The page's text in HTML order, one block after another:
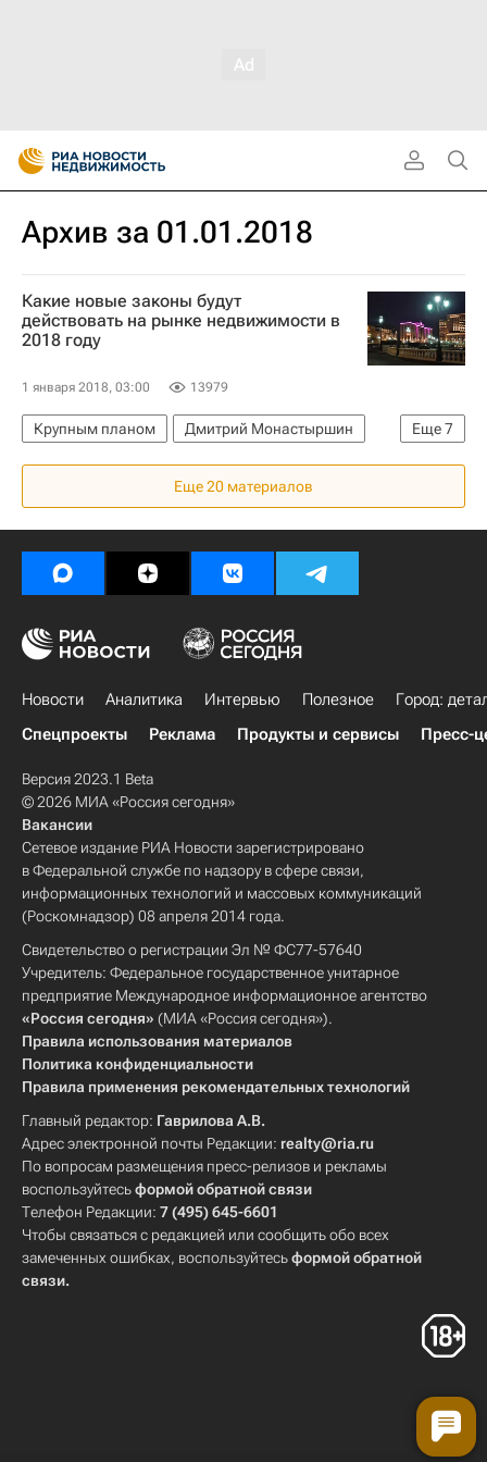
Архив за 01.01.2018
Какие новые законы будут
действовать на рынке недвижимости в
2018 году
1 января 2018, 03:00 13979
Еще7
Крупным планом
Дмитрий Монастыршин
Законодательство
Строительство
ЖКХ
Недвижимость
Россия
Аналитика – РИА Недвижимость
Еще 20 материалов
Новости Аналитика Интервью Полезное
Город:
Спецпроекты
Реклама Продукты и сервисы Пресс-
Версия 2023.1 Beta
© 2026 МИА «Россия сегодня»
Вакансии
Сетевое издание РИА Новости зарегистрировано
в Федеральной службе по надзору в сфере связи,
информационных технологий и массовых коммуникаций
(Роскомнадзор) 08 апреля 2014 года.
Свидетельство о регистрации Эл № ФС77-57640
Учредитель: Федеральное государственное унитарное
предприятие Международное информационное агентство
«Россия сегодня» (МИА «Россия сегодня»).
Правила использования материалов
Политика конфиденциальности
Правила применения рекомендательных технологий
Главный редактор: Гаврилова А.В.
Адрес электронной почты Редакции: realty@ria.ru
По вопросам размещения пресс-релизов и рекламы
воспользуйтесьформой обратной связи
Телефон Редакции: 7 (495) 645-6601
Чтобы связаться с редакцией или сообщить обо всех
замеченных ошибках, воспользуйтесьформой обратной
связи.